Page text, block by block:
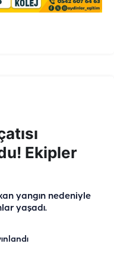
Ekipler
yangın nedeniyle
yaşadı.